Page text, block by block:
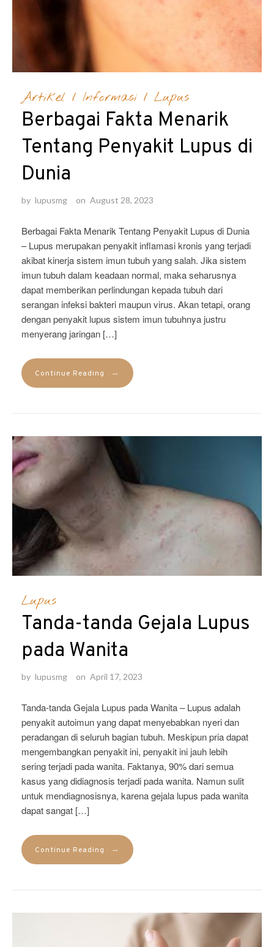
Artikel / Informasi / Lupus
Berbagai Fakta Menarik
Tentang Penyakit Lupus di
Dunia
by lupusmg on August 28, 2023
Berbagai Fakta Menarik Tentang Penyakit Lupus di Dunia
– Lupus merupakan penyakit inflamasi kronis yang terjadi
akibat kinerja sistem imun tubuh yang salah. Jika sistem
imun tubuh dalam keadaan normal, maka seharusnya
dapat memberikan perlindungan kepada tubuh dari
serangan infeksi bakteri maupun virus. Akan tetapi, orang
dengan penyakit lupus sistem imun tubuhnya justru
menyerang jaringan […]
Continue Reading →
Lupus
Tanda-tanda Gejala Lupus
pada Wanita
by lupusmg on April 17, 2023
Tanda-tanda Gejala Lupus pada Wanita – Lupus adalah
penyakit autoimun yang dapat menyebabkan nyeri dan
peradangan di seluruh bagian tubuh. Meskipun pria dapat
mengembangkan penyakit ini, penyakit ini jauh lebih
sering terjadi pada wanita. Faktanya, 90% dari semua
kasus yang didiagnosis terjadi pada wanita. Namun sulit
untuk mendiagnosisnya, karena gejala lupus pada wanita
dapat sangat […]
Continue Reading →